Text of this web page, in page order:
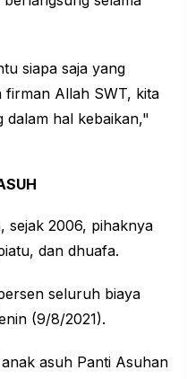
siapa saja yang
firman Allah SWT, kita
dalam hal kebaikan,"
sejak 2006, pihaknya
dan dhuafa.
seluruh biaya
(9/8/2021).
asuh Panti Asuhan